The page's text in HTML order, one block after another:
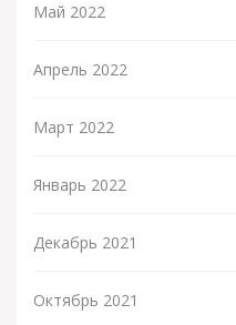
Май 2022
Апрель 2022
Март 2022
Январь 2022
Декабрь 2021
Октябрь 2021